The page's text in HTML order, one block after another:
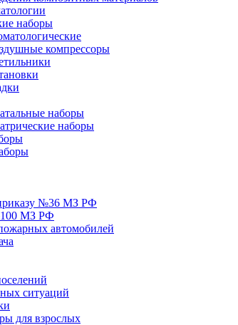
наборы
компрессоры
наборы
наборы
№36 МЗ РФ
МЗ РФ
автомобилей
ситуаций
для взрослых